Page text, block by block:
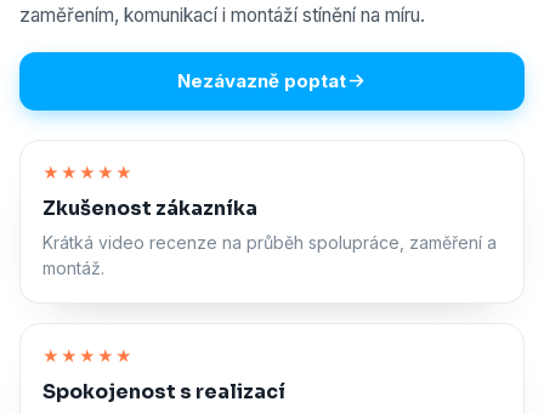
zaměřením, komunikací i montáží stínění na míru.
Nezávazně poptat
★★★★★
Zkušenost zákazníka
Krátká video recenze na průběh spolupráce, zaměření a
montáž.
★★★★★
Spokojenost s realizací